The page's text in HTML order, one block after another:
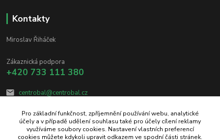
Kontakty
Miroslav Řiháček
Zákaznická podpora
+420 733 111 380
centrobal@centrobal.cz
Pro základní funkčnost, zpříjemnění používání webu, analytické
účely a v případě udělení souhlasu také pro účely cílení reklamy
využíváme soubory cookies. Nastavení vlastních preferencí
cookies můžete kdykoli upravit odkazem ve spodní části stránek.